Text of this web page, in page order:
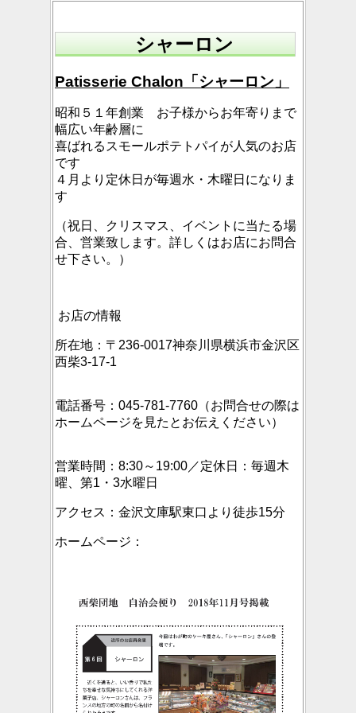
シャーロン
Patisserie Chalon「シャーロン」
昭和５１年創業 お子様からお年寄りまで
幅広い年齢層に
喜ばれるスモールポテトパイが人気のお店
です
４月より定休日が毎週水・木曜日になりま
す
（祝日、クリスマス、イベントに当たる場
合、営業致します。詳しくはお店にお問合
せ下さい。）
お店の情報
所在地：〒236-0017神奈川県横浜市金沢区
西柴3-17-1
電話番号：045-781-7760（お問合せの際は
ホームページを見たとお伝えください）
営業時間：8:30～19:00／定休日：毎週木
曜、第1・3水曜日
アクセス：金沢文庫駅東口より徒歩15分
ホームページ：